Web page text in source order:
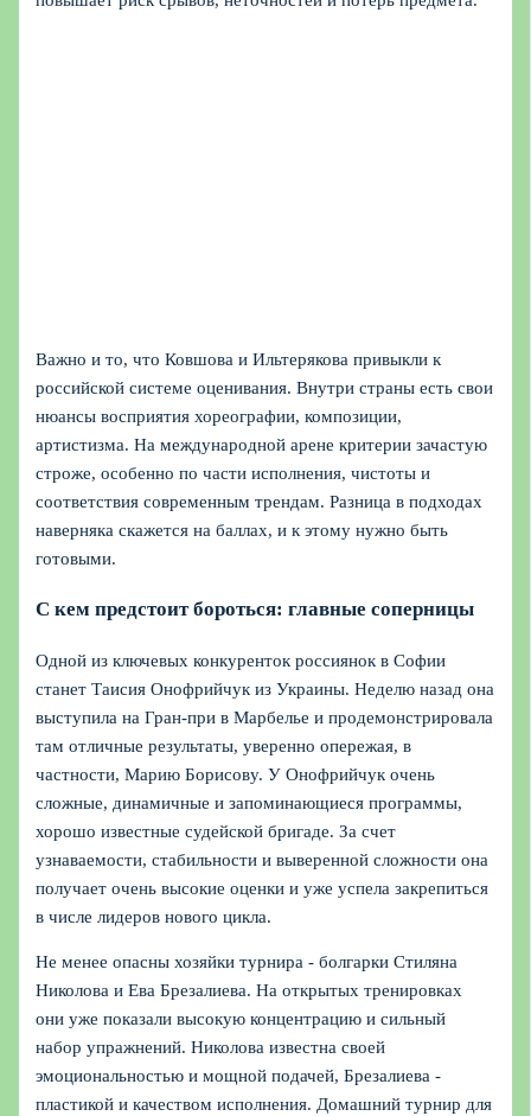
Важно и то, что Ковшова и Ильтерякова привыкли к
российской системе оценивания. Внутри страны есть свои
нюансы восприятия хореографии, композиции,
артистизма. На международной арене критерии зачастую
строже, особенно по части исполнения, чистоты и
соответствия современным трендам. Разница в подходах
наверняка скажется на баллах, и к этому нужно быть
готовыми.
С кем предстоит бороться: главные соперницы
Одной из ключевых конкуренток россиянок в Софии
станет Таисия Онофрийчук из Украины. Неделю назад она
выступила на Гран-при в Марбелье и продемонстрировала
там отличные результаты, уверенно опережая, в
частности, Марию Борисову. У Онофрийчук очень
сложные, динамичные и запоминающиеся программы,
хорошо известные судейской бригаде. За счет
узнаваемости, стабильности и выверенной сложности она
получает очень высокие оценки и уже успела закрепиться
в числе лидеров нового цикла.
Не менее опасны хозяйки турнира - болгарки Стиляна
Николова и Ева Брезалиева. На открытых тренировках
они уже показали высокую концентрацию и сильный
набор упражнений. Николова известна своей
эмоциональностью и мощной подачей, Брезалиева -
пластикой и качеством исполнения. Домашний турнир для